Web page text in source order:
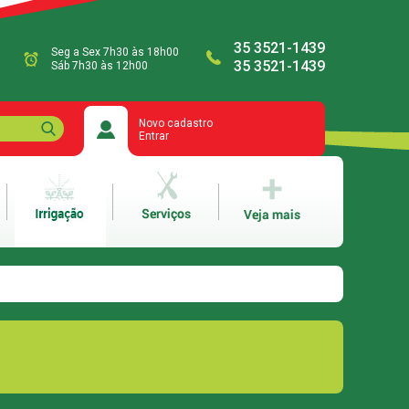
Seg a Sex 7h30 às 18h00
Sáb 7h30 às 12h00
35 3521-1439
35 3521-1439
Novo cadastro
Entrar